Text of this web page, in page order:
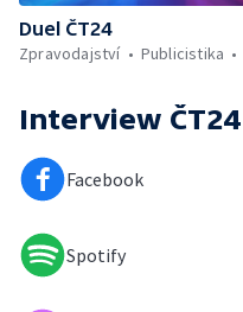
Duel ČT24
Zpravodajství
Publicistika
Interview ČT24
Facebook
Spotify